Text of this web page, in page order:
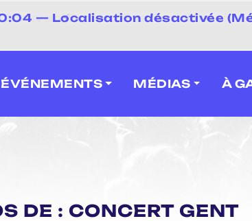
⚡
— Localisation désactivée
Square Festival (Neuville-
ÉVÉNEMENTS MÉDIAS À
DE : CONCERT GENT